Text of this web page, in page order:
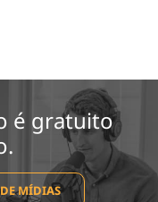
é gratuito
MÍDIAS